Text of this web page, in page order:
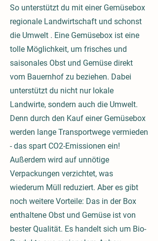
So unterstützt du mit einer Gemüsebox
regionale Landwirtschaft und schonst
die Umwelt . Eine Gemüsebox ist eine
tolle Möglichkeit, um frisches und
saisonales Obst und Gemüse direkt
vom Bauernhof zu beziehen. Dabei
unterstützt du nicht nur lokale
Landwirte, sondern auch die Umwelt.
Denn durch den Kauf einer Gemüsebox
werden lange Transportwege vermieden
- das spart CO2-Emissionen ein!
Außerdem wird auf unnötige
Verpackungen verzichtet, was
wiederum Müll reduziert. Aber es gibt
noch weitere Vorteile: Das in der Box
enthaltene Obst und Gemüse ist von
bester Qualität. Es handelt sich um Bio-